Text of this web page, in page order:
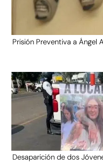
Prisión Preventiva a Ángel
Desaparición de dos